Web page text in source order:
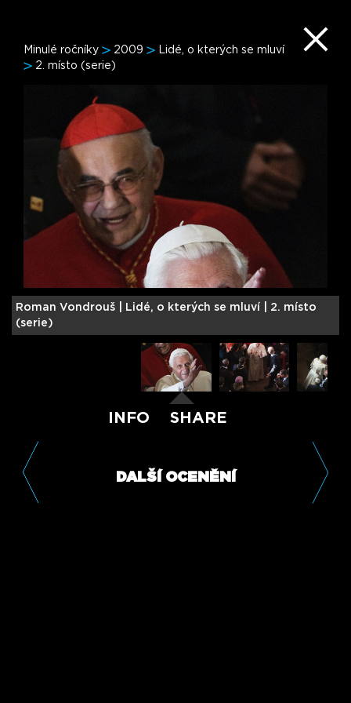
Minulé ročníky 2009
Lidé, o kterých se mluví
2. místo (serie)
Roman Vondrouš |
Lidé, o kterých se mluví | 2. místo
(serie)
INFO SHARE
DALŠÍ OCENĚNÍ